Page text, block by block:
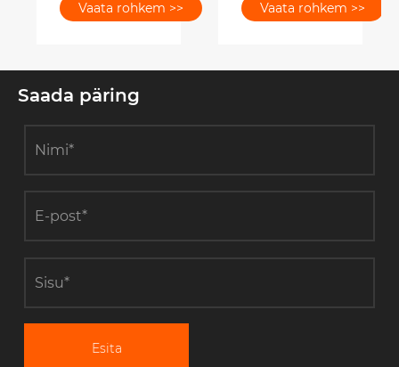
jaoks sobiv
Vaata rohkem >>
klassifitseeritakse?
Vaata rohkem >>
Saada päring
Esita